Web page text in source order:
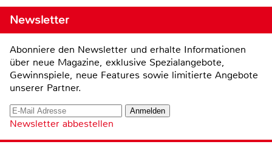
Newsletter
Abonniere den Newsletter und erhalte Informationen
über neue Magazine, exklusive Spezialangebote,
Gewinnspiele, neue Features sowie limitierte Angebote
unserer Partner.
Newsletter abbestellen